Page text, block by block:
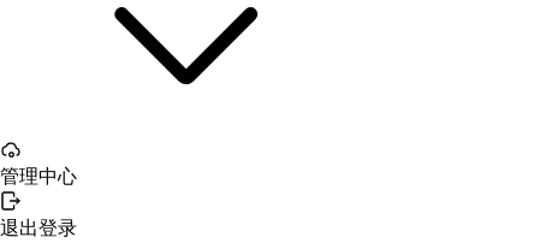
管理中心
退出登录